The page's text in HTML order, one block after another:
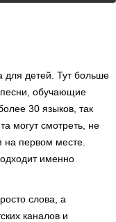
для детей. Тут больше
песни, обучающие
30 языков, так
могут смотреть, не
на первом месте.
именно
слова, а
каналов и